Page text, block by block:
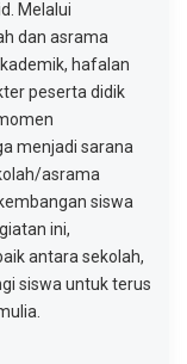
Melalui
dan asrama
hafalan
peserta didik
menjadi sarana
asrama
siswa
ini,
antara sekolah,
siswa untuk terus